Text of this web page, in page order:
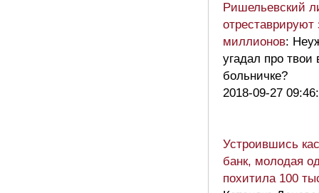
Ришельевский
отреставрируют
миллионов:
угадал про твои
больничке?
2018-09-27
Устроившись
банк, молодая
похитила 100